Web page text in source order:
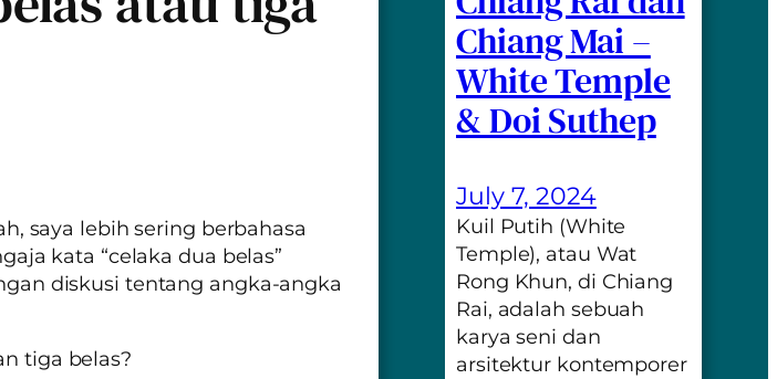
saya lebih sering berbahasa
kata “celaka dua belas”
diskusi tentang angka-angka
tiga belas?
Chiang Mai –
White Temple
& Doi Suthep
July 7, 2024
Kuil Putih (White
Temple), atau Wat
Rong Khun, di Chiang
Rai, adalah sebuah
karya seni dan
arsitektur kontemporer